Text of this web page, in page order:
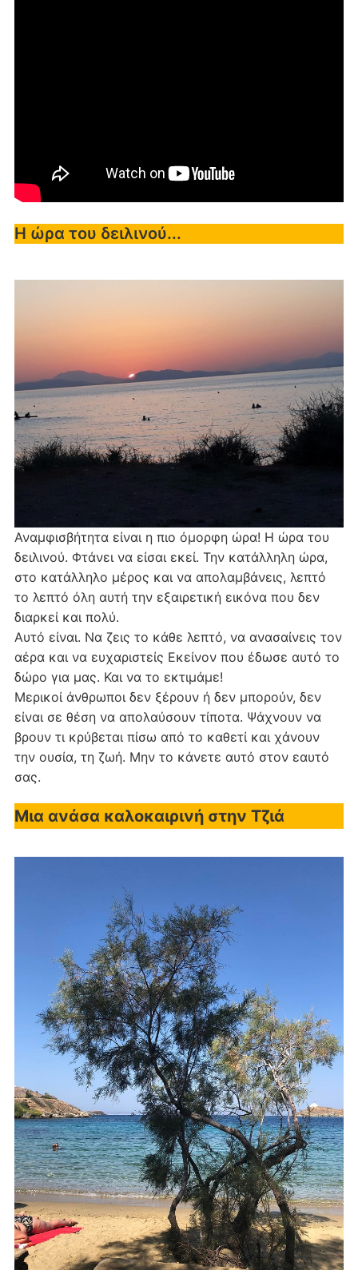
Η ώρα του δειλινού...
Αναμφισβήτητα είναι η πιο όμορφη ώρα! Η ώρα του
δειλινού. Φτάνει να είσαι εκεί. Την κατάλληλη ώρα,
στο κατάλληλο μέρος και να απολαμβάνεις, λεπτό
το λεπτό όλη αυτή την εξαιρετική εικόνα που δεν
διαρκεί και πολύ.
Αυτό είναι. Να ζεις το κάθε λεπτό, να ανασαίνεις τον
αέρα και να ευχαριστείς Εκείνον που έδωσε αυτό το
δώρο για μας. Και να το εκτιμάμε!
Μερικοί άνθρωποι δεν ξέρουν ή δεν μπορούν, δεν
είναι σε θέση να απολαύσουν τίποτα. Ψάχνουν να
βρουν τι κρύβεται πίσω από το καθετί και χάνουν
την ουσία, τη ζωή. Μην το κάνετε αυτό στον εαυτό
σας.
Μια ανάσα καλοκαιρινή στην Τζιά